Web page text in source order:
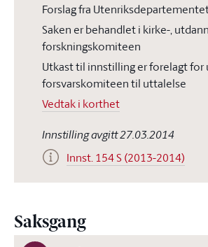
Forslag fra
Saken er behandlet i kirke-,
forskningskomiteen
Utkast til innstilling er forelagt for
forsvarskomiteen til uttalelse
Vedtak i korthet
Innstilling avgitt 27.03.2014
Innst. 154 S (2013-2014)
Saksgang